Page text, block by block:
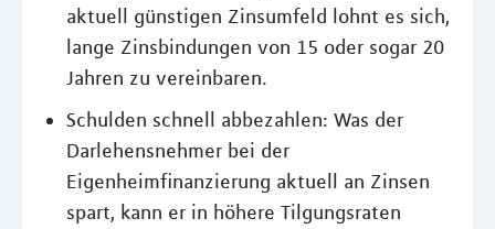
aktuell günstigen Zinsumfeld lohnt es sich,
lange Zinsbindungen von 15 oder sogar 20
Jahren zu vereinbaren.
Schulden schnell abbezahlen: Was der
Darlehensnehmer bei der
Eigenheimfinanzierung aktuell an Zinsen
spart, kann er in höhere Tilgungsraten